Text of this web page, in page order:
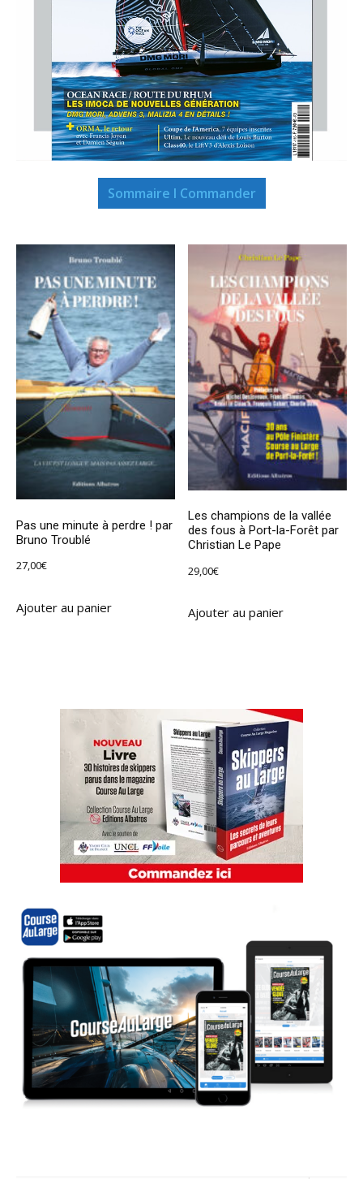
Sommaire I Commander
Pas une minute à perdre ! par
Bruno Troublé
27,00€
Ajouter au panier
Les champions de la vallée
des fous à Port-la-Forêt par
Christian Le Pape
29,00€
Ajouter au panier